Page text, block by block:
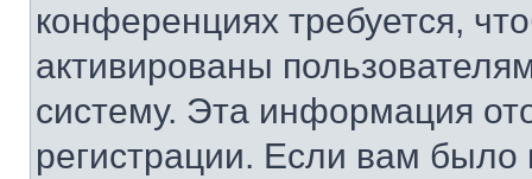
конференциях требуется,
активированы
систему. Эта информация
регистрации. Если вам